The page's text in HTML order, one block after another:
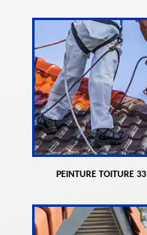
PEINTURE TOITURE 33